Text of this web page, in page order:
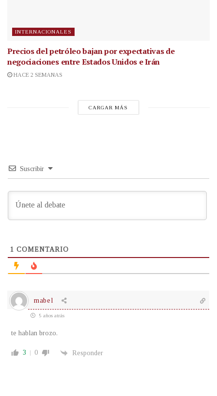
INTERNACIONALES
Precios del petróleo bajan por expectativas de
negociaciones entre Estados Unidos e Irán
HACE 2 SEMANAS
CARGAR MÁS
Suscribir
1 COMENTARIO
mabel
5 años atrás
te hablan brozo.
3 0 Responder